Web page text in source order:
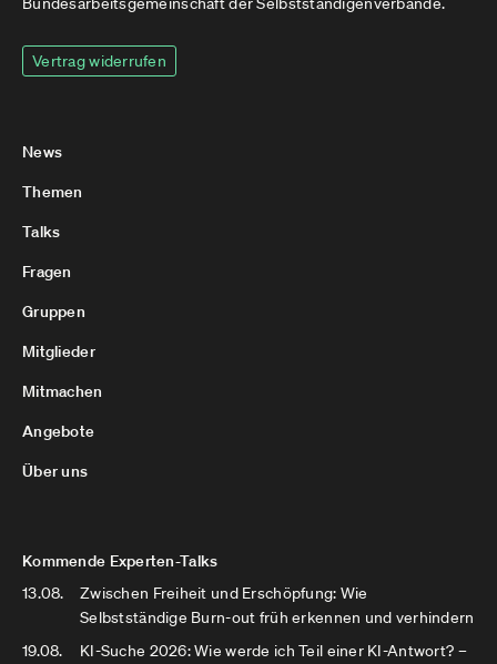
Vertrag widerrufen
News
Themen
Talks
Fragen
Gruppen
Mitglieder
Mitmachen
Angebote
Über uns
Kommende Experten-Talks
13.08.
Zwischen Freiheit und Erschöpfung: Wie
Selbstständige Burn-out früh erkennen und verhindern
19.08.
KI-Suche 2026: Wie werde ich Teil einer KI-Antwort? –